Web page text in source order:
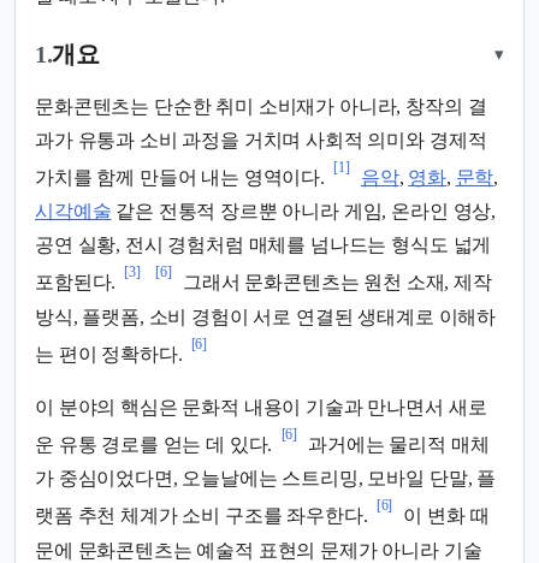
1.개요 ▾
문화콘텐츠는 단순한 취미 소비재가 아니라, 창작의 결
과가 유통과 소비 과정을 거치며 사회적 의미와 경제적
가치를 함께 만들어 내는 영역이다.
[1]
음악, 영화, 문학,
시각예술 같은 전통적 장르뿐 아니라 게임, 온라인 영상,
공연 실황, 전시 경험처럼 매체를 넘나드는 형식도 넓게
포함된다.
[3] [6]
그래서 문화콘텐츠는 원천 소재, 제작
방식, 플랫폼, 소비 경험이 서로 연결된 생태계로 이해하
는 편이 정확하다.
[6]
이 분야의 핵심은 문화적 내용이 기술과 만나면서 새로
운 유통 경로를 얻는 데 있다.
[6]
과거에는 물리적 매체
가 중심이었다면, 오늘날에는 스트리밍, 모바일 단말, 플
랫폼 추천 체계가 소비 구조를 좌우한다.
[6]
이 변화 때
문에 문화콘텐츠는 예술적 표현의 문제가 아니라 기술